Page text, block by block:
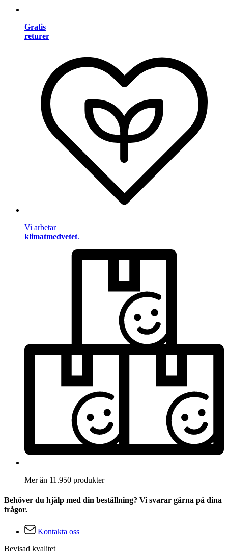
Gratis
returer
Vi arbetar
klimatmedvetet.
Mer än 11.950 produkter
Behöver du hjälp med din beställning? Vi svarar gärna på dina
frågor.
Kontakta oss
Bevisad kvalitet